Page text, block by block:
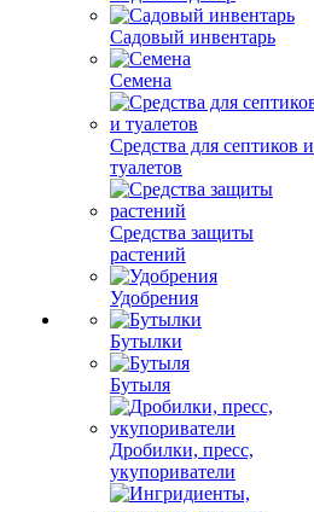
Садовый инвентарь
Семена
Средства для септиков и
туалетов
Средства защиты
растений
Удобрения
Бутылки
Бутыля
Дробилки, пресс,
укупориватели